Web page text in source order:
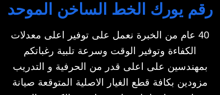
رقم يورك الخط الساخن الموحد
40 عام من الخبرة نعمل على توفير اعلى معدلات
الكفاءة وتوفير الوقت وسرعة تلبية رغباتكم
بمهندسين على اعلى قدر من الحرفية و التدريب
مزودين بكافة قطع الغيار الاصلية المتوقعة صيانة